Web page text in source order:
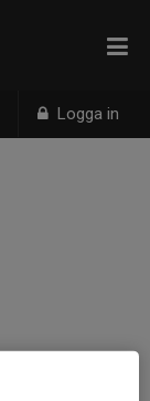
Logga in